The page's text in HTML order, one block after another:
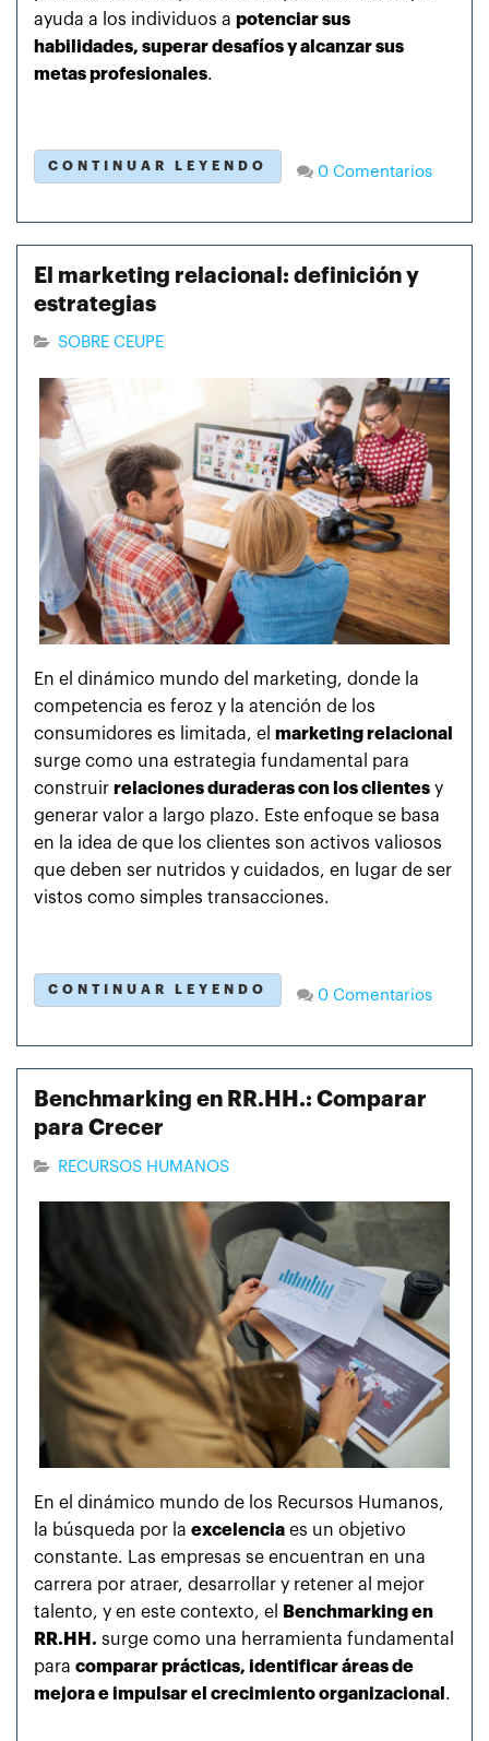
ayuda a los individuos a potenciar sus
habilidades, superar desafíos y alcanzar sus
metas profesionales.
CONTINUAR LEYENDO 0 Comentarios
El marketing relacional: definición y
estrategias
SOBRE CEUPE
En el dinámico mundo del marketing, donde la
competencia es feroz y la atención de los
consumidores es limitada, el marketing relacional
surge como una estrategia fundamental para
construir relaciones duraderas con los clientes y
generar valor a largo plazo. Este enfoque se basa
en la idea de que los clientes son activos valiosos
que deben ser nutridos y cuidados, en lugar de ser
vistos como simples transacciones.
CONTINUAR LEYENDO 0 Comentarios
Benchmarking en RR.HH.: Comparar
para Crecer
RECURSOS HUMANOS
En el dinámico mundo de los Recursos Humanos,
la búsqueda por la excelencia es un objetivo
constante. Las empresas se encuentran en una
carrera por atraer, desarrollar y retener al mejor
talento, y en este contexto, el
Benchmarking en
RR.HH. surge como una herramienta fundamental
para comparar prácticas, identificar áreas de
mejora e impulsar el crecimiento organizacional .